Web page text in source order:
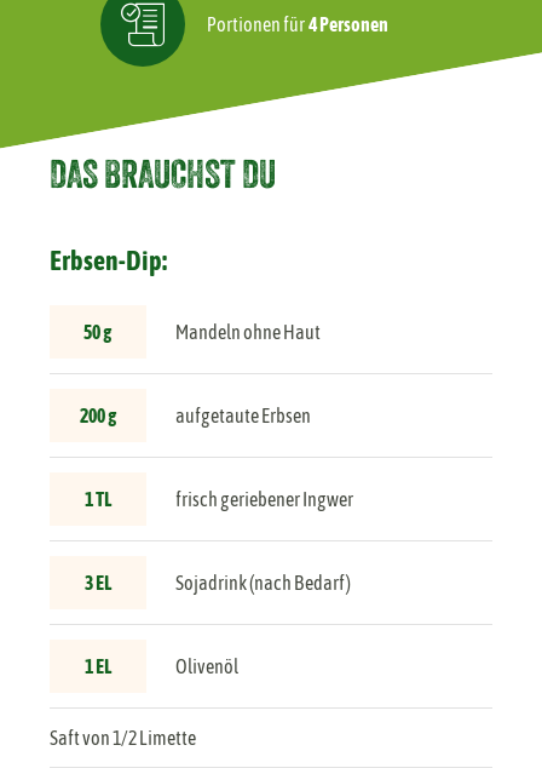
Portionen für4 Personen
DAS BRAUCHST DU
Erbsen-Dip:
50 g Mandeln ohne Haut
200 g aufgetaute Erbsen
1 TL frisch geriebener Ingwer
3 EL Sojadrink (nach Bedarf)
1 EL Olivenöl
Saft von 1/2 Limette